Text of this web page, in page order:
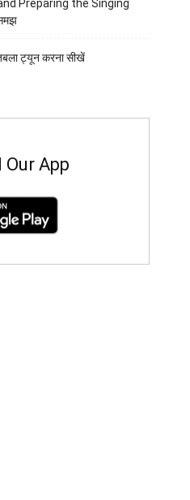
Preparing the Singing
ट्यून करना सीखें
App